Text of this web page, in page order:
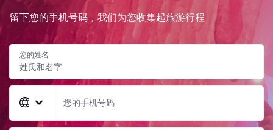
留下您的手机号码，我们为您收集起旅游行程
您的姓名
您的手机号码